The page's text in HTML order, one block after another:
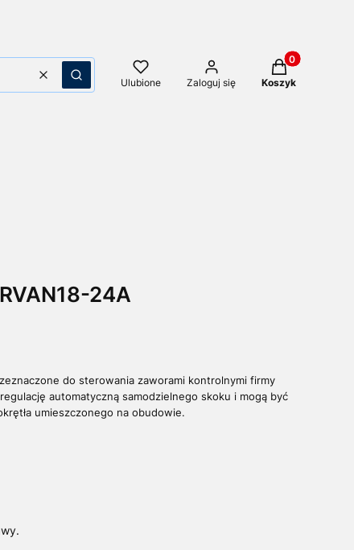
WyczyśćSzukaj Ulubione Zaloguj się
Produkty w
Koszyk
24A
do sterowania zaworami kontrolnymi firmy
regulację automatyczną samodzielnego skoku i mogą być
umieszczonego na obudowie.